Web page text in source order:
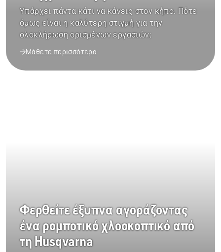
Υπάρχει πάντα κάτι να κάνεις στον κήπο. Πότε
όμως είναι η καλύτερη στιγμή για την
ολοκλήρωση ορισμένων εργασιών;
Μάθετε περισσότερα
Φερθείτε έξυπνα αγοράζοντας
ένα ρομποτικό χλοοκοπτικό από
τη Husqvarna